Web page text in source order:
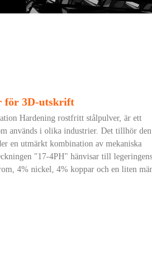
för 3D-utskrift
Hardening rostfritt stålpulver, är ett
används i olika industrier. Det tillhör den
en utmärkt kombination av mekaniska
"17-4PH" hänvisar till legeringens
4% nickel, 4% koppar och en liten